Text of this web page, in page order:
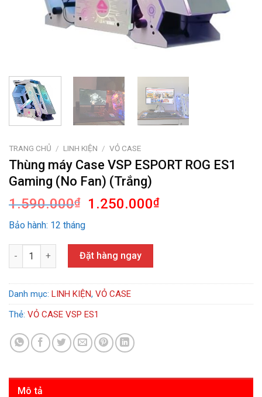
TRANG CHỦ / LINH KIỆN / VỎ CASE
Thùng máy Case VSP ESPORT ROG ES1
Gaming (No Fan) (Trắng)
1.590.000₫
Giá
1.590.000₫.
1.250.000₫Giá
Bảo hành: 12 tháng
Thùng máy Case VSP ESPORT ROG ES1 Gaming (No Fan)
Đặt hàng ngay
Danh mục: LINH KIỆN, VỎ CASE
Thẻ: VỎ CASE VSP ES1
Mô tả